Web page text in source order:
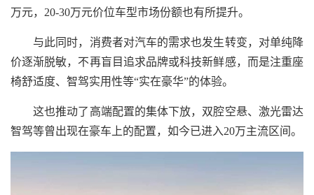
万元，20-30万元价位车型市场份额也有所提升。
与此同时，消费者对汽车的需求也发生转变，对单纯降
价逐渐脱敏，不再盲目追求品牌或科技新鲜感，而是注重座
椅舒适度、智驾实用性等“实在豪华”的体验。
这也推动了高端配置的集体下放，双腔空悬、激光雷达
智驾等曾出现在豪车上的配置，如今已进入20万主流区间。